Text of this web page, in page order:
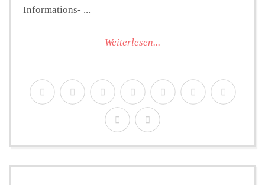
Informations- ...
Weiterlesen...